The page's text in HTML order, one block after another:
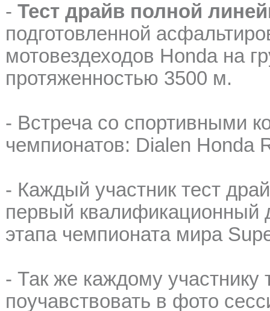
- Тест драйв полной
подготовленной
мотовездеходов Honda на
протяженностью 3500 м.
- Встреча со спортивными
чемпионатов: Dialen Honda
- Каждый участник тест
первый квалификационный
этапа чемпионата мира
- Так же каждому участнику
поучавствовать в фото